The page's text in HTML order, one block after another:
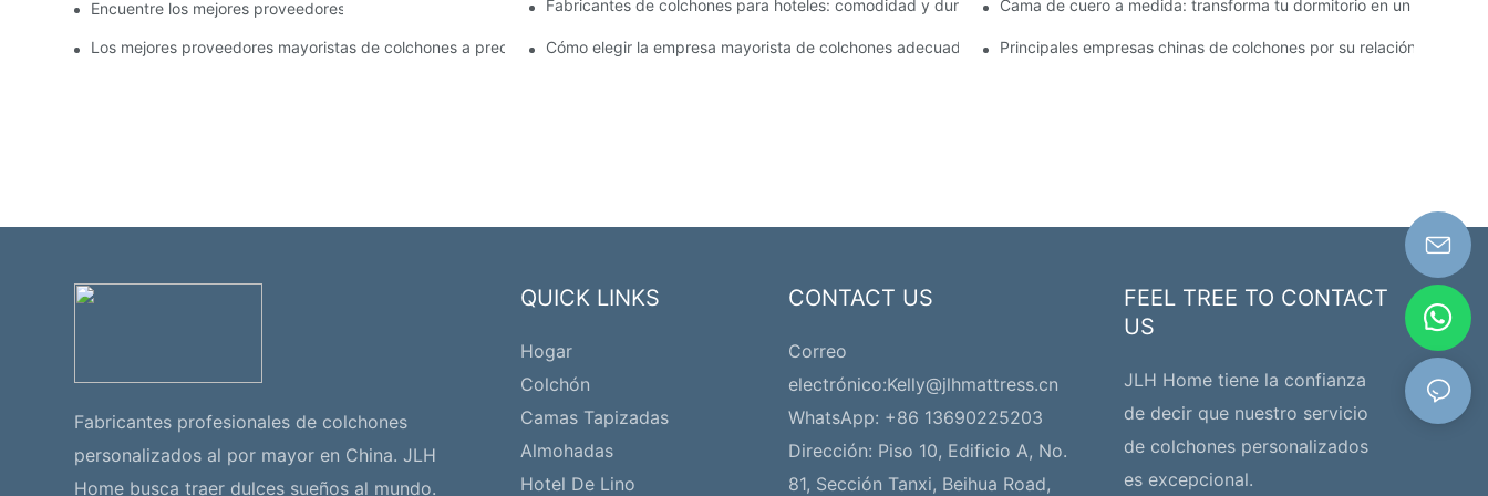
Encuentre los mejores proveedores mayoristas de camas para su tiendaFabricantes de colchones para hoteles: comodidad y durabilidad.Cama de cuero a medida: transforma tu dormitorio en un espacio
Los mejores proveedores mayoristas de colchones a precios competitivosCómo elegir la empresa mayorista de colchones adecuada para su negocioPrincipales empresas chinas de colchones por su relación calidad-
Fabricantes profesionales de colchones
personalizados al por mayor en China. JLH
Home busca traer dulces sueños al mundo.
QUICK LINKS
Hogar
Colchón
Camas Tapizadas
Almohadas
Hotel De Lino
CONTACT US
Correo
electrónico:Kelly@jlhmattress.cn
WhatsApp: +86 13690225203
Dirección: Piso 10, Edificio A, No.
81, Sección Tanxi, Beihua Road,
FEEL TREE TO CONTACT
US
JLH Home tiene la confianza
de decir que nuestro servicio
de colchones personalizados
es excepcional.